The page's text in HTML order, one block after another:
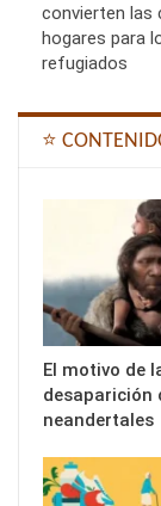
convierten las
hogares para
refugiados
⭐
El motivo de
desaparición
neandertales